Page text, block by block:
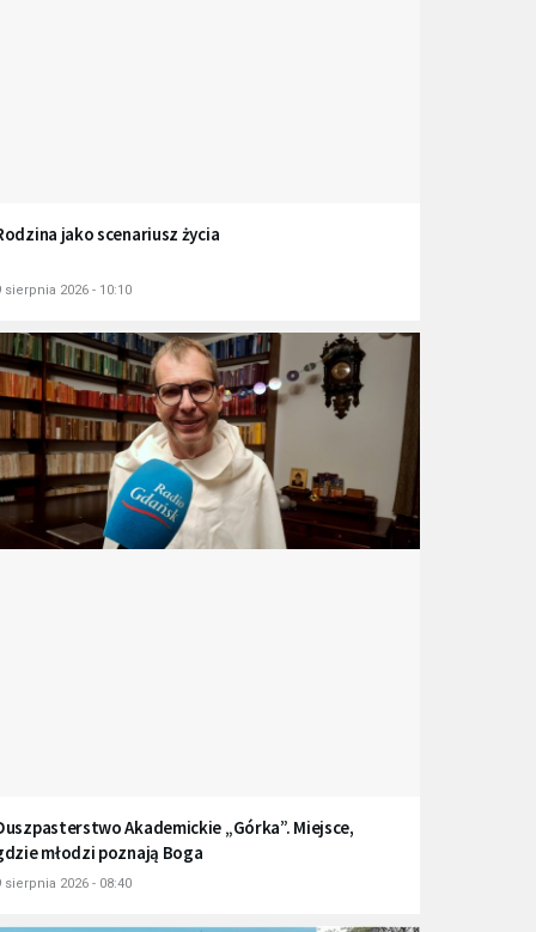
jako scenariusz życia
sierpnia 2026 - 10:10
Akademickie „Górka”. Miejsce,
młodzi poznają Boga
sierpnia 2026 - 08:40